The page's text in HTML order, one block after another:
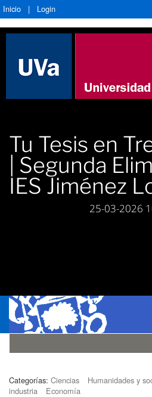
Inicio | Login
Tu Tesis en
| Segunda
IES Jiménez
25-03-2026
Categorías: Ciencias Humanidades y
industria
Economía